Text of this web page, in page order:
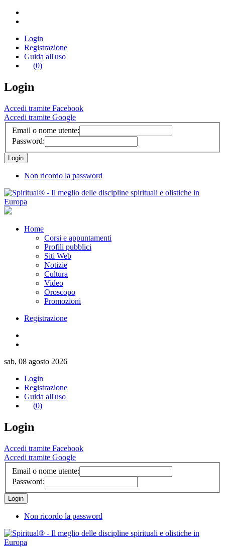
Login
Registrazione
Guida all'uso
(0)
Login
Accedi tramite Facebook
Accedi tramite Google
Email o nome utente:
Password:
Non ricordo la password
Home
Corsi e appuntamenti
Profili pubblici
Siti Web
Notizie
Cultura
Video
Oroscopo
Promozioni
Registrazione
sab, 08 agosto 2026
Login
Registrazione
Guida all'uso
(0)
Login
Accedi tramite Facebook
Accedi tramite Google
Email o nome utente:
Password:
Non ricordo la password